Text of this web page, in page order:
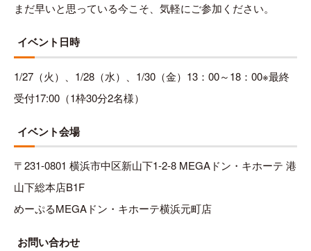
まだ早いと思っている今こそ、気軽にご参加ください。
イベント日時
1/27（火）、1/28（水）、1/30（金）13：00～18：00※最終
受付17:00（1枠30分2名様）
イベント会場
〒231-0801 横浜市中区新山下1-2-8 MEGAドン・キホーテ 港
山下総本店B1F
めーぷるMEGAドン・キホーテ横浜元町店
お問い合わせ